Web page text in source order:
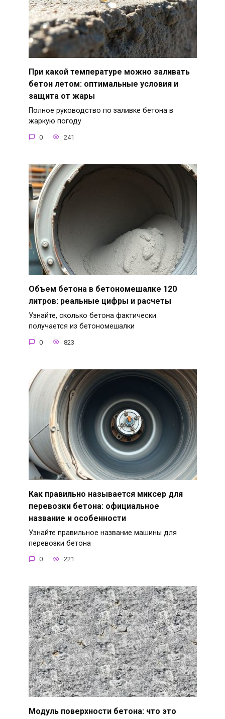
При какой температуре можно заливать
бетон летом: оптимальные условия и
защита от жары
Полное руководство по заливке бетона в
жаркую погоду
0 241
Объем бетона в бетономешалке 120
литров: реальные цифры и расчеты
Узнайте, сколько бетона фактически
получается из бетономешалки
0 823
Как правильно называется миксер для
перевозки бетона: официальное
название и особенности
Узнайте правильное название машины для
перевозки бетона
0 221
Модуль поверхности бетона: что это